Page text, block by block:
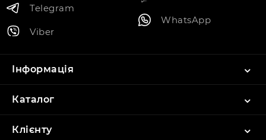
Telegram
Viber
WhatsApp
Інформація
Каталог
Клієнту